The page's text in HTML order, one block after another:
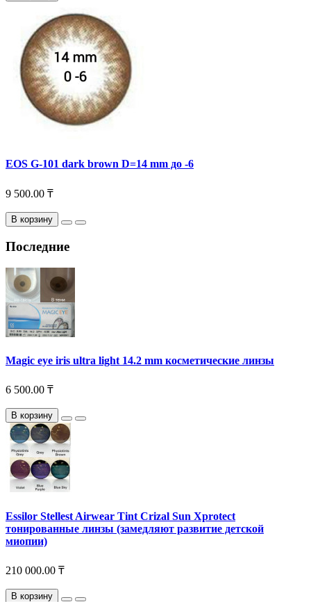
EOS G-101 dark brown D=14 mm до -6
9 500.00 ₸
В корзину
Последние
Magic eye iris ultra light 14.2 mm косметические линзы
6 500.00 ₸
В корзину
Essilor Stellest Airwear Tint Crizal Sun Xprotect
тонированные линзы (замедляют развитие детской
миопии)
210 000.00 ₸
В корзину